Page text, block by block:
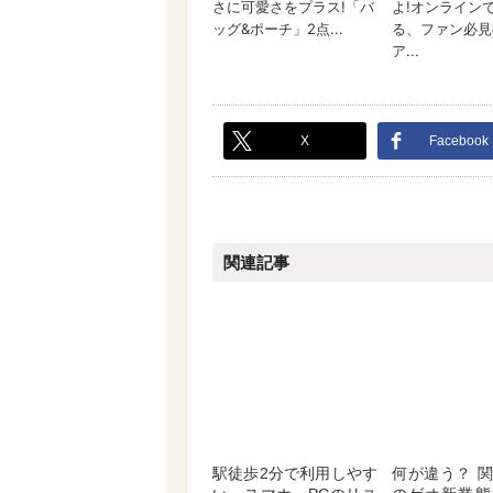
X Facebook
関連記事
駅徒歩2分で利用しやす
何が違う？